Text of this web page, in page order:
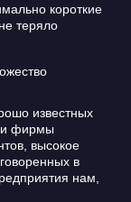
короткие
теряло
известных
фирмы
высокое
в
нам,